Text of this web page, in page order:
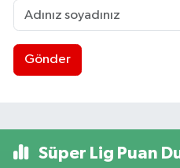
Gönder
Süper Lig Puan